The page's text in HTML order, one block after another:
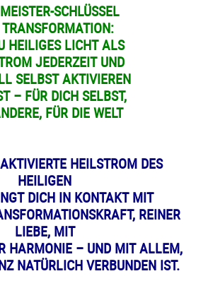
SCHLÜSSEL
HEILIGES LICHTALS
JEDERZEIT UND
SELBST AKTIVIEREN
– FÜR DICH SELBST,
FÜR DIE WELT
HEILSTROM DES
HEILIGEN
DICH IN KONTAKT MIT
REINER
LIEBE, MIT
HARMONIE – UND MIT ALLEM,
NATÜRLICH VERBUNDEN IST.